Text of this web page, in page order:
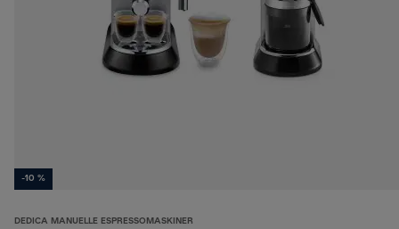
-10 %
DEDICA MANUELLE ESPRESSOMASKINER